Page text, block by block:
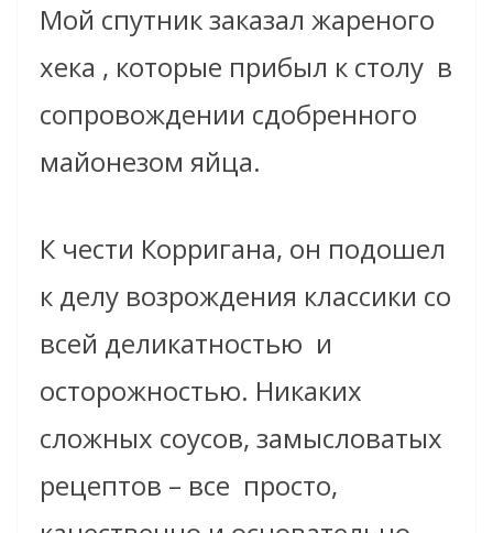
Мой спутник заказал жареного
хека , которые прибыл к столу в
сопровождении сдобренного
майонезом яйца.
К чести Корригана, он подошел
к делу возрождения классики со
всей деликатностью и
осторожностью. Никаких
сложных соусов, замысловатых
рецептов – все просто,